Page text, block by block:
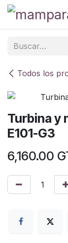
Ir al contenido
Todos los
Turbina y
E101-G3
6,160.00